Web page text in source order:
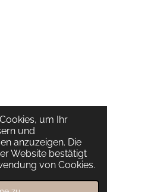
um Ihr
und
anzuzeigen. Die
Website bestätigt
von Cookies.